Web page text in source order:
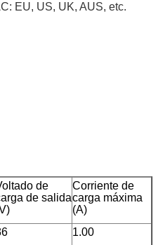
EU, US, UK, AUS, etc.
de
de salida
Corriente de
carga máxima
(A)
1.00